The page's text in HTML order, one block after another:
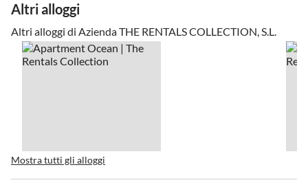
Altri alloggi
Altri alloggi di Azienda THE RENTALS COLLECTION, S.L.
Mostra tutti gli alloggi